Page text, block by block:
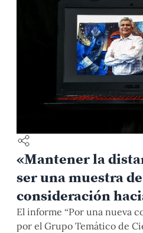
«Mantener la
ser una muestra
consideración
persona»
El informe “Por una nueva
por el Grupo Temático de